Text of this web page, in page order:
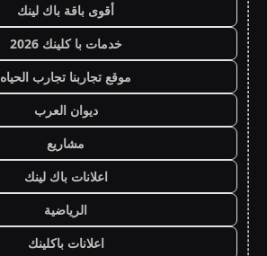
أقوى باقة باك لينك
خدمات با كلينك 2026
موقع تجاربنا تجارب الحياه
ديوان العرب
مشاريع
اعلانات باك لينك
الرياضية
اعلانات باكلينك